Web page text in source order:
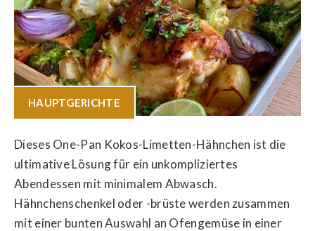
HAUPTGERICHTE
Dieses One-Pan Kokos-Limetten-Hähnchen ist die
ultimative Lösung für ein unkompliziertes
Abendessen mit minimalem Abwasch.
Hähnchenschenkel oder -brüste werden zusammen
mit einer bunten Auswahl an Ofengemüse in einer